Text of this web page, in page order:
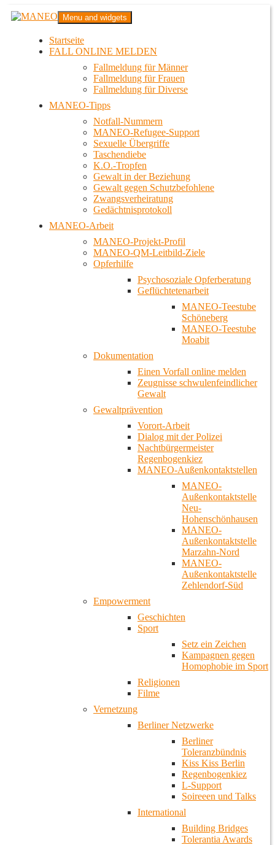
Zum
InhaltMANEO
Das schwule Anti-Gewalt-Projekt in Berlin
Menu and widgets
Startseite
FALL ONLINE MELDEN
Fallmeldung für Männer
Fallmeldung für Frauen
Fallmeldung für Diverse
MANEO-Tipps
Notfall-Nummern
MANEO-Refugee-Support
Sexuelle Übergriffe
Taschendiebe
K.O.-Tropfen
Gewalt in der Beziehung
Gewalt gegen Schutzbefohlene
Zwangsverheiratung
Gedächtnisprotokoll
MANEO-Arbeit
MANEO-Projekt-Profil
MANEO-QM-Leitbild-Ziele
Opferhilfe
Psychosoziale Opferberatung
Geflüchtetenarbeit
MANEO-Teestube
Schöneberg
MANEO-Teestube
Moabit
Dokumentation
Einen Vorfall online melden
Zeugnisse schwulenfeindlicher
Gewalt
Gewaltprävention
Vorort-Arbeit
Dialog mit der Polizei
Nachtbürgermeister
Regenbogenkiez
MANEO-Außenkontaktstellen
MANEO-
Außenkontaktstelle
Neu-
Hohenschönhausen
MANEO-
Außenkontaktstelle
Marzahn-Nord
MANEO-
Außenkontaktstelle
Zehlendorf-Süd
Empowerment
Geschichten
Sport
Setz ein Zeichen
Kampagnen gegen
Homophobie im Sport
Religionen
Filme
Vernetzung
Berliner Netzwerke
Berliner
Toleranzbündnis
Kiss Kiss Berlin
Regenbogenkiez
L-Support
Soireeen und Talks
International
Building Bridges
Tolerantia Awards